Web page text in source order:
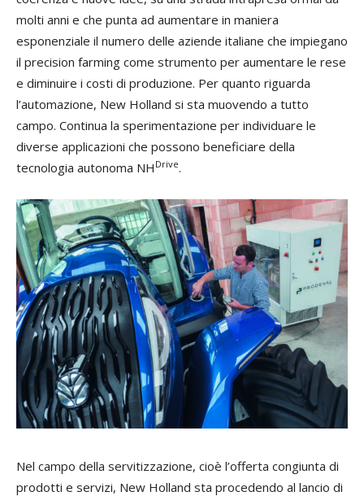
molti anni e che punta ad aumentare in maniera
esponenziale il numero delle aziende italiane che impiegano
il precision farming come strumento per aumentare le rese
e diminuire i costi di produzione. Per quanto riguarda
l’automazione, New Holland si sta muovendo a tutto
campo. Continua la sperimentazione per individuare le
diverse applicazioni che possono beneficiare della
tecnologia autonoma NH Drive.
Nel campo della servitizzazione, cioè l’offerta congiunta di
prodotti e servizi, New Holland sta procedendo al lancio di